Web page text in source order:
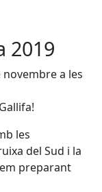
2019
novembre a les
les
del Sud i la
preparant